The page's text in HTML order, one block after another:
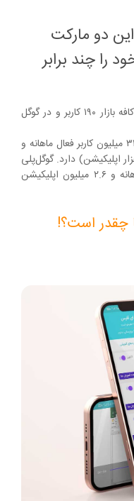
دو مارکت
را چند برابر
به طور متوسط به ازای هر اپلیکیشن در کافه بازار ۱۹۰ کاربر و در گوگل
کافه بازار بیش از ۴۰ میلیون نصب فعال، ۳۱ میلیون کاربر فعال ماهانه و
اپلیکیشن(۳۱ هزار بازی و ۱۳۲ هزار اپلیکیشن) دارد. گوگل‌پلی
دارای بیش از ۲.۵ میلیارد کاربر فعال ماهانه و ۲.۶ میلیون اپلیکیشن
چقدر است؟!